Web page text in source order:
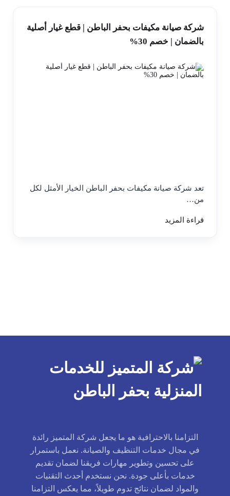
شركة صيانة مكيفات بحفر الباطن | قطع غيار أصلية
بالضمان | خصم 30%
تعد شركة صيانة مكيفات بحفر الباطن الخيار الأمثل لكل
من…
قراءة المزيد
التزامنا بالاحترافية هو ما يجعل شركة المتميز رائدة
في مجال خدمات التنظيف والصيانة. نعمل باستمرار
على تحسين وتطوير مهارات فريقنا لضمان تقديم
خدمات بأعلى جودة. نحن نستخدم أحدث التقنيات
والمواد لضمان نتائج تدوم طويلاً، مما يعكس التزامنا